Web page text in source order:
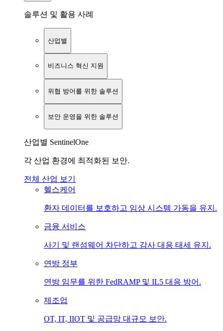
솔루션 및 활용 사례
산업별
비즈니스 혁신 지원
위협 방어를 위한 솔루션
보안 운영을 위한 솔루션
산업별 SentinelOne
각 산업 환경에 최적화된 보안.
전체 산업 보기
헬스케어
환자 데이터를 보호하고 임상 시스템 가동을 유지.
금융 서비스
사기 및 랜섬웨어 차단하고 감사 대응 태세 유지.
연방 정부
연방 임무를 위한 FedRAMP 및 IL5 대응 방어.
제조업
OT, IT, IIOT 및 공급망 대규모 보안.